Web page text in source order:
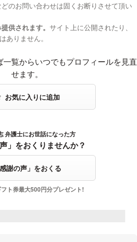
のお問い合わせは固くお断りさせて頂い
供されます。 サイト上に公開されたり、
ありません。
覧からいつでもプロフィールを見直
せます。
弁護士にお世話になった方
」をおくりませんか？
感謝の声」をおくる
ト券最大500円分プレゼント!